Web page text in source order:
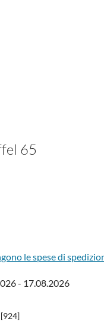
65
le spese di
- 17.08.2026
[924]